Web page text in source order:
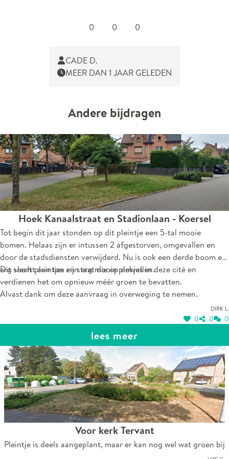
0 0 0
CADE D.
MEER DAN 1 JAAR GELEDEN
Andere bijdragen
Hoek Kanaalstraat en Stadionlaan - Koersel
Tot begin dit jaar stonden op dit pleintje een 5-tal mooie
bomen. Helaas zijn er intussen 2 afgestorven, omgevallen en
door de stadsdiensten verwijderd. Nu is ook een derde boom er
erg slecht aan toe en staat die op omvallen.
Dit soort pleintjes zijn erg mooie plekjes in deze cité en
verdienen het om opnieuw méér groen te bevatten.
Alvast dank om deze aanvraag in overweging te nemen.
Dirk L.
0 0 0
lees meer
Voor kerk Tervant
Pleintje is deels aangeplant, maar er kan nog wel wat groen bij